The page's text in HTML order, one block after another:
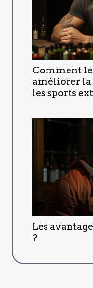
Comment le
améliorer
les sports
Les
?